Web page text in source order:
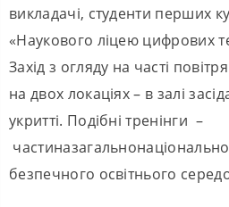
викладачі, студенти перших
«Наукового ліцею цифрових
Захід з огляду на часті
на двох локаціях – в залі
укритті. Подібні тренінги –
безпечного освітнього